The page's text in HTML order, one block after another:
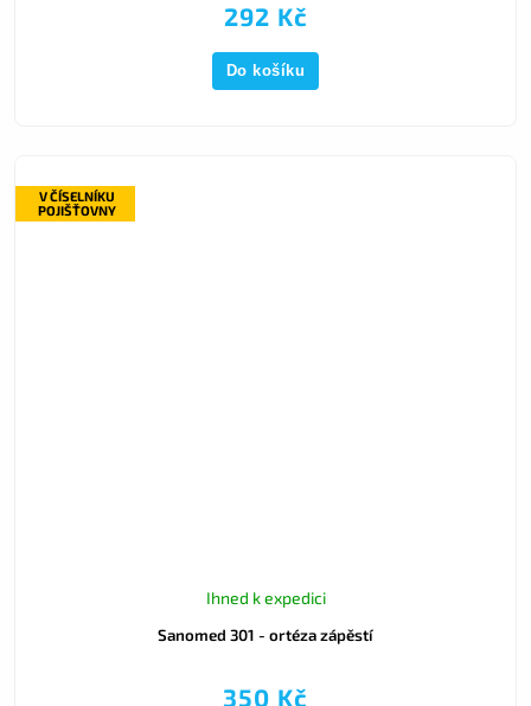
292 Kč
Do košíku
V ČÍSELNÍKU
POJIŠŤOVNY
Sanomed 301 - ortéza zápěstí
Ihned k expedici
350 Kč